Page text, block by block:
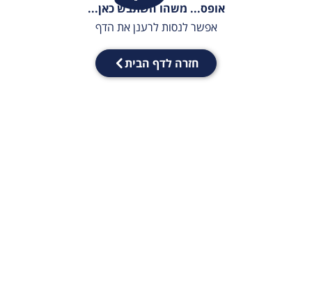
אופס... משהו השתבש כאן...
אפשר לנסות לרענן את הדף
חזרה לדף הבית